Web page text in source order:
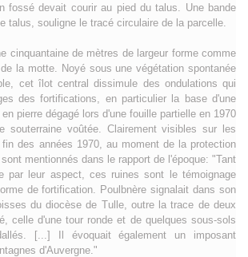
fossé devait courir au pied du talus. Une bande
talus, souligne le tracé circulaire de la parcelle.
cinquantaine de mètres de largeur forme comme
la motte. Noyé sous une végétation spontanée
cet îlot central dissimule des ondulations qui
des fortifications, en particulier la base d'une
pierre dégagé lors d'une fouille partielle en 1970
souterraine voûtée. Clairement visibles sur les
des années 1970, au moment de la protection
mentionnés dans le rapport de l'époque: "Tant
par leur aspect, ces ruines sont le témoignage
de fortification. Poulbnère signalait dans son
du diocèse de Tulle, outre la trace de deux
celle d'une tour ronde et de quelques sous-sols
[...] Il évoquait également un imposant
d'Auvergne."